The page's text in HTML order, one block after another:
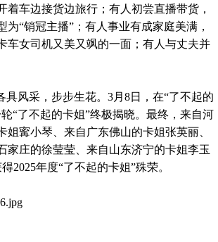
车边接货边旅行；有人初尝直播带货，
“销冠主播”；有人事业有成家庭美满，
车女司机又美又飒的一面；有人与丈夫并
风采，步步生花。3月8日，在“了不起的
“了不起的卡姐”终极揭晓。最终，来自河
寗小琴、来自广东佛山的卡姐张英丽、
家庄的徐莹莹、来自山东济宁的卡姐李玉
2025年度“了不起的卡姐”殊荣。